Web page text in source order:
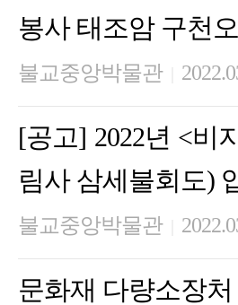
봉사 태조암 구천
불교중앙박물관
[공고] 2022년 <비
림사 삼세불회도)
불교중앙박물관
문화재 다량소장